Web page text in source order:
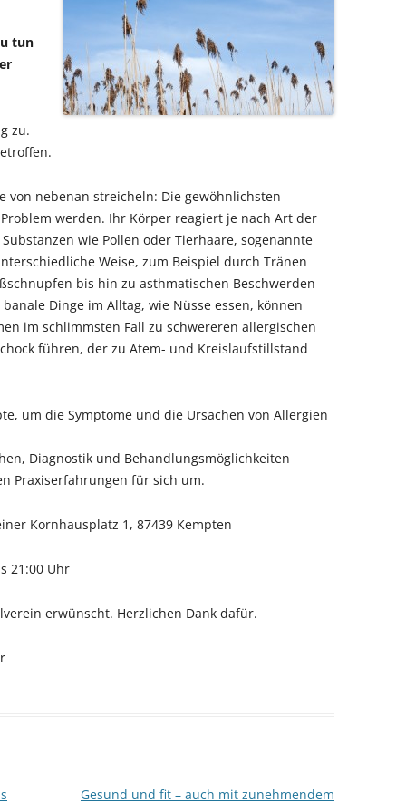
tun
zu.
von nebenan streicheln: Die gewöhnlichsten
werden. Ihr Körper reagiert je nach Art der
wie Pollen oder Tierhaare, sogenannte
Weise, zum Beispiel durch Tränen
bis hin zu asthmatischen Beschwerden
Dinge im Alltag, wie Nüsse essen, können
im schlimmsten Fall zu schwereren allergischen
führen, der zu Atem- und Kreislaufstillstand
um die Symptome und die Ursachen von Allergien
Diagnostik und Behandlungsmöglichkeiten
Praxiserfahrungen für sich um.
Kornhausplatz 1, 87439 Kempten
21:00 Uhr
erwünscht. Herzlichen Dank dafür.
Gesund und fit – auch mit zunehmendem